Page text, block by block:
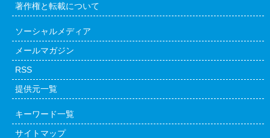
著作権と転載について
ソーシャルメディア
メールマガジン
RSS
提供元一覧
キーワード一覧
サイトマップ